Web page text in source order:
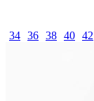
34 36 38 40 42